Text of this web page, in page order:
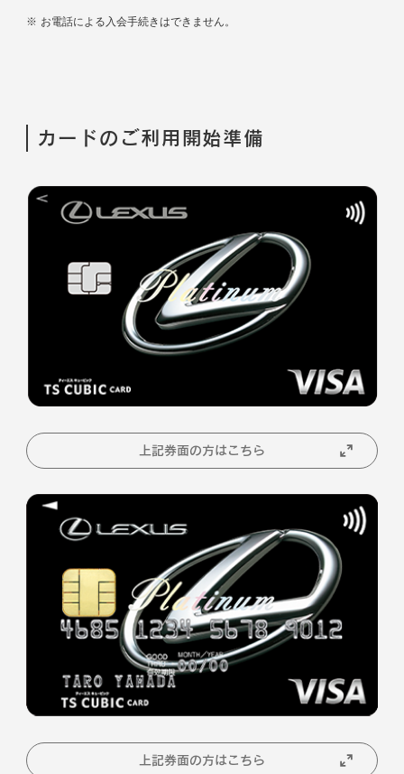
お電話による入会手続きはできません。
カードのご利用開始準備
上記券面の方はこちら
上記券面の方はこちら